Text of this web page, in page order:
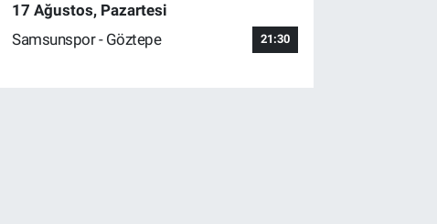
17 Ağustos, Pazartesi
Samsunspor - Göztepe
21:30